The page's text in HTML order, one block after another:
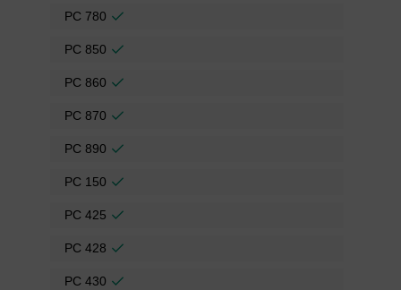
PC 780
PC 850
PC 860
PC 870
PC 890
PC 150
PC 425
PC 428
PC 430